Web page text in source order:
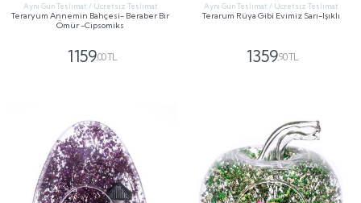
Aynı Gün Teslimat / Ücretsiz Teslimat
Teraryum Annemin Bahçesi- Beraber Bir
Ömür -Cipsomiks
1159,00 TL
Aynı Gün Teslimat / Ücretsiz Teslimat
Terarum Rüya Gibi Evimiz Sarı-Işıklı
1359,90 TL